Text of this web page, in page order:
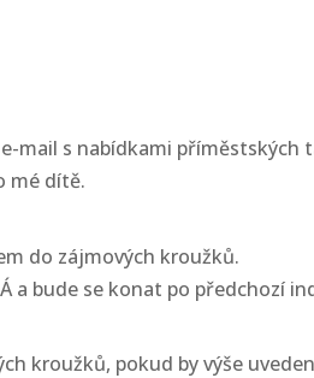
s nabídkami příměstských
mé dítě.
do zájmových kroužků.
a bude se konat po předchozí
kroužků, pokud by výše